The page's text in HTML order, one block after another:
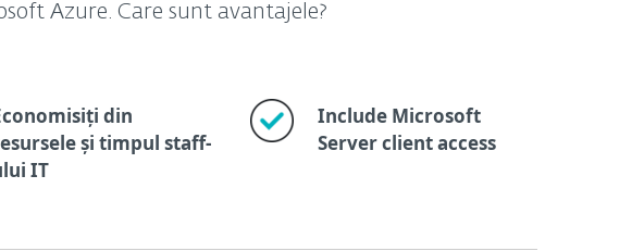
Azure. Care sunt avantajele?
din
și timpul staff-
IT
Include Microsoft
Server client access